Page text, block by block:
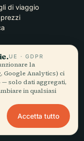
di viaggio
dei problemi
partner
UE · GDPR
la
Google Analytics) ci
— solo dati aggregati,
in qualsiasi
Accetta tutto